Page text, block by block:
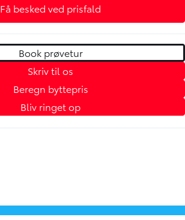
Få besked ved prisfald
Book prøvetur
Skriv til os
Beregn byttepris
Bliv ringet op